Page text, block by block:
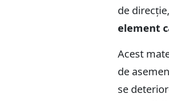
de
element
Acest
de
se